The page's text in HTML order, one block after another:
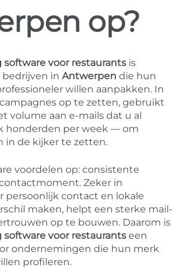
op?
voor restaurants is
bedrijven in Antwerpen die hun
willen aanpakken. In
op te zetten, gebruikt
volume aan e-mails dat u al
honderden per week — om
in de kijker te zetten.
voordelen op: consistente
Zeker in
persoonlijk contact en lokale
maken, helpt een sterke mail-
op te bouwen. Daarom is
voor restaurants een
ondernemingen die hun merk
profileren.